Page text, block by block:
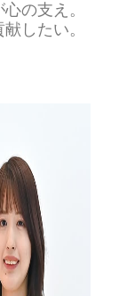
の支え。
したい。